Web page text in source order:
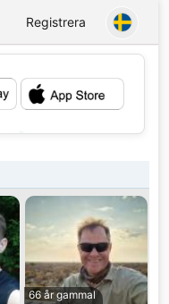
Registrera
66 år gammal